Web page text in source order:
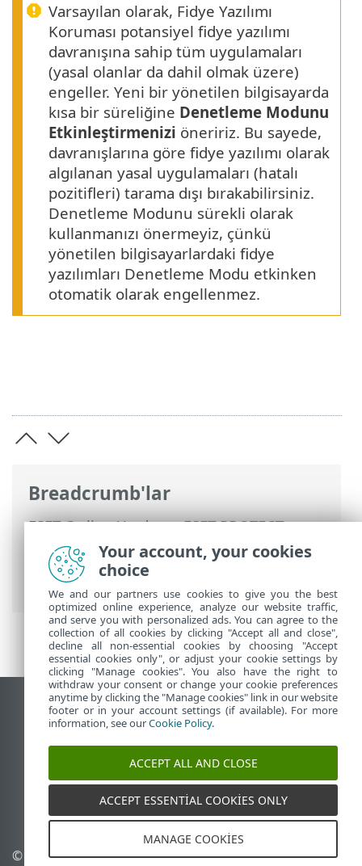
Breadcrumb'lar
ESET Online Yardım>ESET PROTECT>
ESET PROTECT Ürününü Kullanma>ESET
PROTECT Ana Menü
Algılamalar
Yazılımı Koruması
Varsayılan olarak, Fidye Yazılımı
Koruması potansiyel fidye yazılımı
davranışına sahip tüm uygulamaları
(yasal olanlar da dahil olmak üzere)
engeller. Yeni bir yönetilen bilgisayarda
kısa bir süreliğine Denetleme Modunu
Etkinleştirmenizi öneririz. Bu sayede,
davranışlarına göre fidye yazılımı olarak
algılanan yasal uygulamaları (hatalı
pozitifleri) tarama dışı bırakabilirsiniz.
Denetleme Modunu sürekli olarak
kullanmanızı önermeyiz, çünkü
yönetilen bilgisayarlardaki fidye
yazılımları Denetleme Modu etkinken
otomatik olarak engellenmez.
Masaüstü sitesini görüntüle
End of Life
ESET Bilgi Bankası
ESET Status Portal
Bölgesel destek
© 1992 - 2026 ESET, spol. s
Çerezleri yönet
Your account, your cookies
choice
We and our partners use cookies to give you the best
optimized online experience, analyze our website traffic,
and serve you with personalized ads. You can agree to the
collection of all cookies by clicking "Accept all and close",
decline all non-essential cookies by choosing "Accept
essential cookies only", or adjust your cookie settings by
clicking "Manage cookies". You also have the right to
withdraw your consent or change your cookie preferences
anytime by clicking the "Manage cookies" link in our website
footer or in your account settings (if available). For more
information, see ourCookie Policy.
ACCEPT ALL AND CLOSE
ACCEPT ESSENTIAL COOKIES ONLY
MANAGE COOKIES